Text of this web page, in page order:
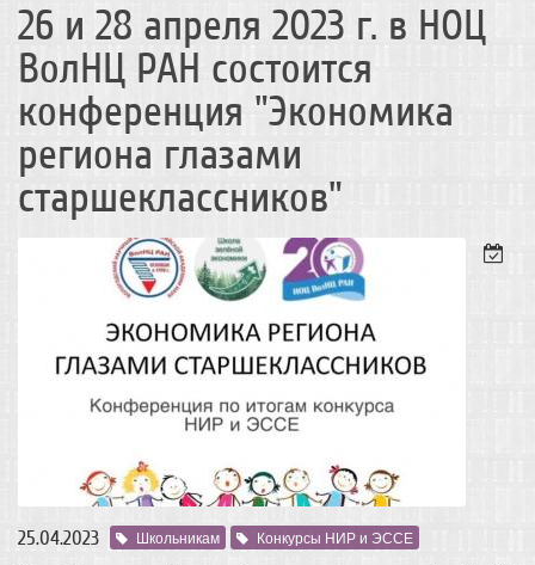
26 и 28 апреля 2023 г. в НОЦ
ВолНЦ РАН состоится
конференция "Экономика
региона глазами
старшеклассников"
25.04.2023 Школьникам Конкурсы НИР и ЭССЕ